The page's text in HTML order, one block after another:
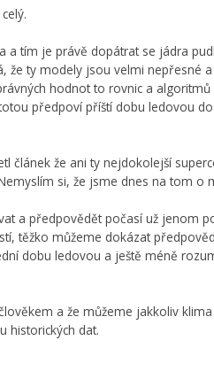
a tím je právě dopátrat se jádra
že ty modely jsou velmi nepřesné
hodnot to rovnic a
předpoví příští dobu ledovou
článek že ani ty nejdokolejší
si, že jsme dnes na tom o
a předpovědět počasí už jenom
těžko můžeme dokázat
dobu ledovou a ještě méně
a že můžeme jakkoliv
historických dat.